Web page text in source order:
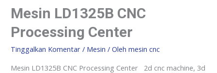
Mesin LD1325B CNC
Processing Center
Tinggalkan Komentar / Mesin / Olehmesin cnc
Mesin LD1325B CNC Processing Center 2d cnc machine, 3d